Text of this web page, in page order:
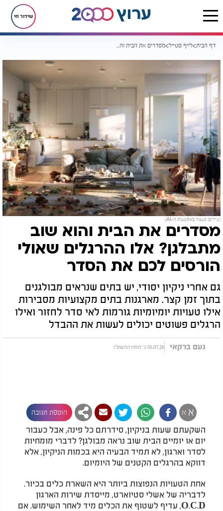
שידור חי
דף הבית לייף סטייל מסדרים את הבית והוא שוב מתבלגן? אלו ההרגלים שאולי הורסים לכם את הסדר
(צילום: נעשה באמצעות ה-AI)
מסדרים את הבית והוא שוב
מתבלגן? אלו ההרגלים שאולי
הורסים לכם את הסדר
גם אחרי ניקיון יסודי, יש בתים שנראים מבולגנים
בתוך זמן קצר. מארגנות בתים מקצועיות מסבירות
אילו טעויות יומיומיות גורמות לאי סדר לחזור ואילו
הרגלים פשוטים יכולים לעשות את ההבדל
נעם ברקאי 05.07.26 כ' תמוז התשפ"ו
א א הוספת תגובה
השקעתם שעות בניקיון, סידרתם כל פינה, אבל כעבור
יום או יומיים הבית שוב נראה מבולגן? לדברי מומחיות
לסדר וארגון, לא תמיד הבעיה היא בכמות הניקיון, אלא
דווקא בהרגלים הקטנים של היומיום.
אחת הטעויות הנפוצות ביותר היא השארת כלים בכיור.
לדבריה של אשלי סטיוארט, מייסדת שירות הארגון
O.C.D, עדיף לשטוף את הכלים מיד לאחר השימוש. אם